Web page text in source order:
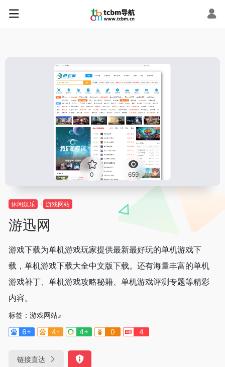
0 659
休闲娱乐 游戏网站
游迅网
游戏下载为单机游戏玩家提供最新最好玩的单机游戏下
载，单机游戏下载大全中文版下载。还有海量丰富的单机
游戏补丁、单机游戏攻略秘籍、单机游戏评测专题等精彩
内容。
标签： 游戏网站
6+
4- 4+ 0 4
链接直达